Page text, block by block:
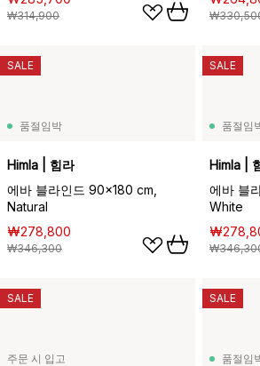
₩314,900
품절임박
Himla | 힘라
에바 블라인드 90x180 cm,
Natural
₩278,800
₩346,300
SALE
품절임
Himla |
에바 블
White
SALE
주문 시 입고
SALE
품절임
SALE